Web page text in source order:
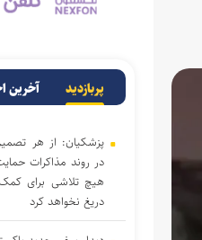
پربازدید آخرین
پزشکیان: از هر
در روند مذاکرات
هیچ تلاشی برای
دریغ نخواهد کرد